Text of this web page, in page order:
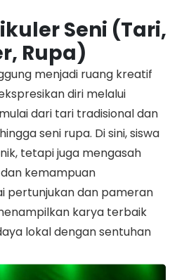
Seni (Tari,
Rupa)
menjadi ruang kreatif
diri melalui
dari tari tradisional dan
seni rupa. Di sini, siswa
tetapi juga mengasah
kemampuan
pertunjukan dan pameran
karya terbaik
lokal dengan sentuhan